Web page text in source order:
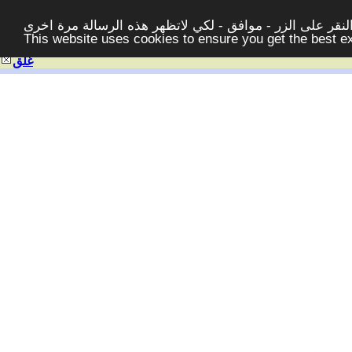
على الزر - موافق - لكي لاتظهر هذه الرسالة مرة اخرى -
This website uses cookies to ensure you get the best
غلق